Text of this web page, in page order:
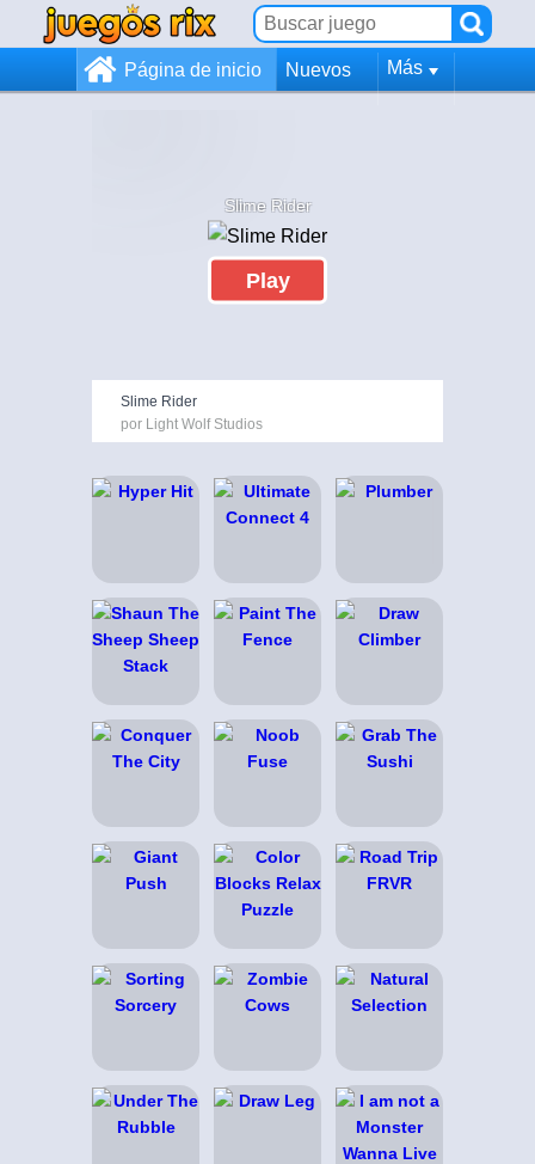
Página de inicio Nuevos Más
Slime Rider
Play
Slime Rider
por Light Wolf Studios